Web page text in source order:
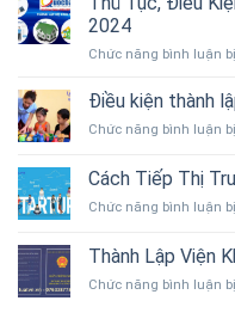
2024
Chức năng bình luận
Điều kiện thành
Chức năng bình luận
Cách Tiếp Thị
Chức năng bình luận
Thành Lập Viện
Chức năng bình luận